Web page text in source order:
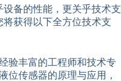
备的性能，更关乎技术支
获得以下全方位技术支
验丰富的工程师和技术专
位传感器的原理与应用，